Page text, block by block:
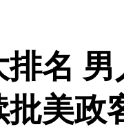
名
批美政